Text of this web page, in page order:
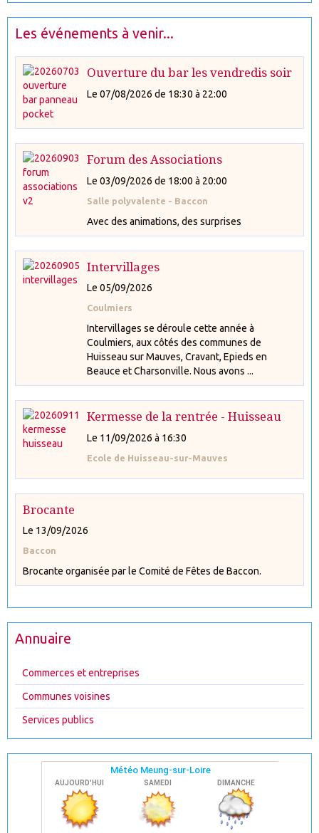
Les événements à venir...
Ouverture du bar les vendredis soir
Le 07/08/2026 de 18:30 à 22:00
Forum des Associations
Le 03/09/2026 de 18:00 à 20:00
Salle polyvalente - Baccon
Avec des animations, des surprises
Intervillages
Le 05/09/2026
Coulmiers
Intervillages se déroule cette année à
Coulmiers, aux côtés des communes de
Huisseau sur Mauves, Cravant, Epieds en
Beauce et Charsonville. Nous avons ...
Kermesse de la rentrée - Huisseau
Le 11/09/2026 à 16:30
Ecole de Huisseau-sur-Mauves
Brocante
Le 13/09/2026
Baccon
Brocante organisée par le Comité de Fêtes de Baccon.
Annuaire
Commerces et entreprises
Communes voisines
Services publics